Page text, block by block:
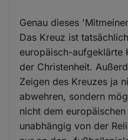
Genau dieses
Das Kreuz ist
europäisch-aufgeklärte
der Christenheit.
Zeigen des Kreuzes ja
abwehren, sondern
nicht dem
unabhängig von der